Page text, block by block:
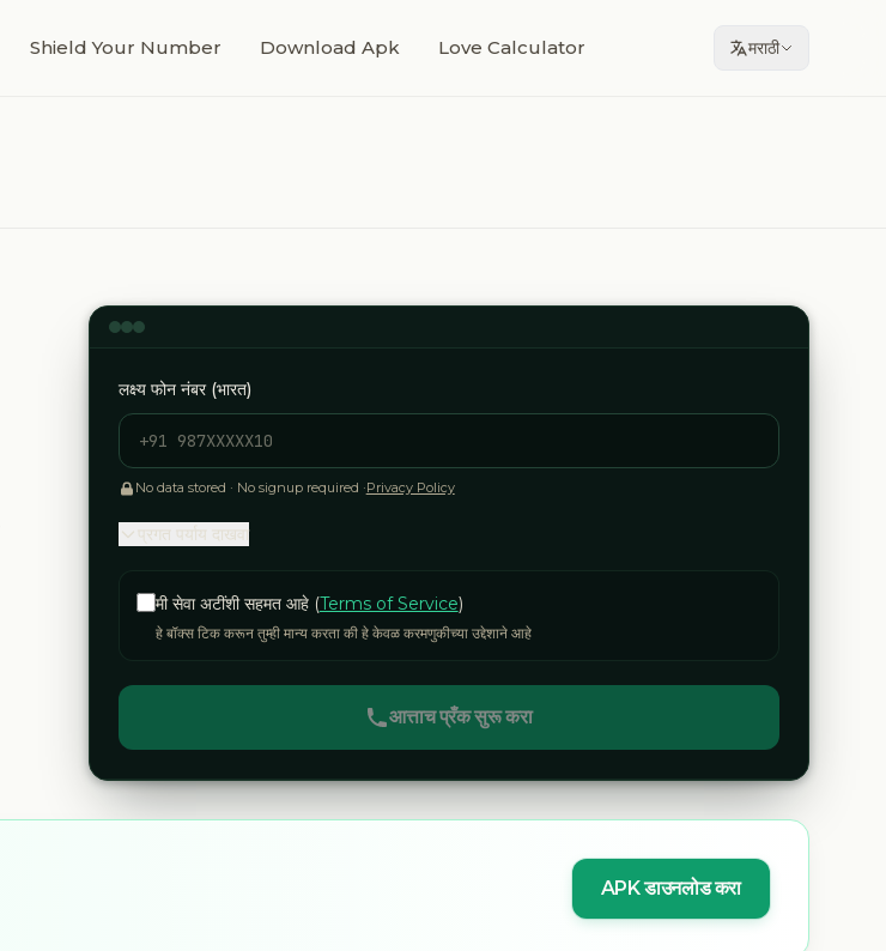
Shield Your Number Download Apk Love Calculator मराठी
लक्ष्य फोन नंबर (भारत)
No data stored · No signup required ·Privacy Policy
प्रगत पर्याय दाखवा
मी सेवा अटींशी सहमत आहे (Terms of Service)
हे बॉक्स टिक करून तुम्ही मान्य करता की हे केवळ करमणुकीच्या उद्देशाने आहे
आत्ताच प्रँक सुरू करा
APK डाउनलोड करा